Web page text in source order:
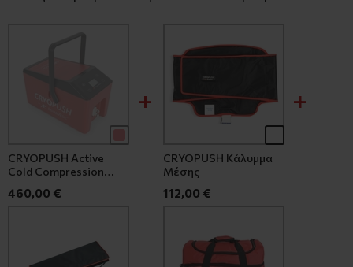
CRYOPUSH Active
Cold Compression
460,00 €
CRYOPUSH Κάλυμμα
Μέσης
112,00 €